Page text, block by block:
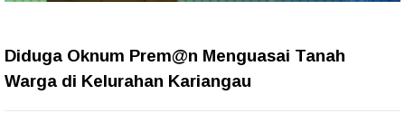
Diduga Oknum Prem@n Menguasai Tanah
Warga di Kelurahan Kariangau